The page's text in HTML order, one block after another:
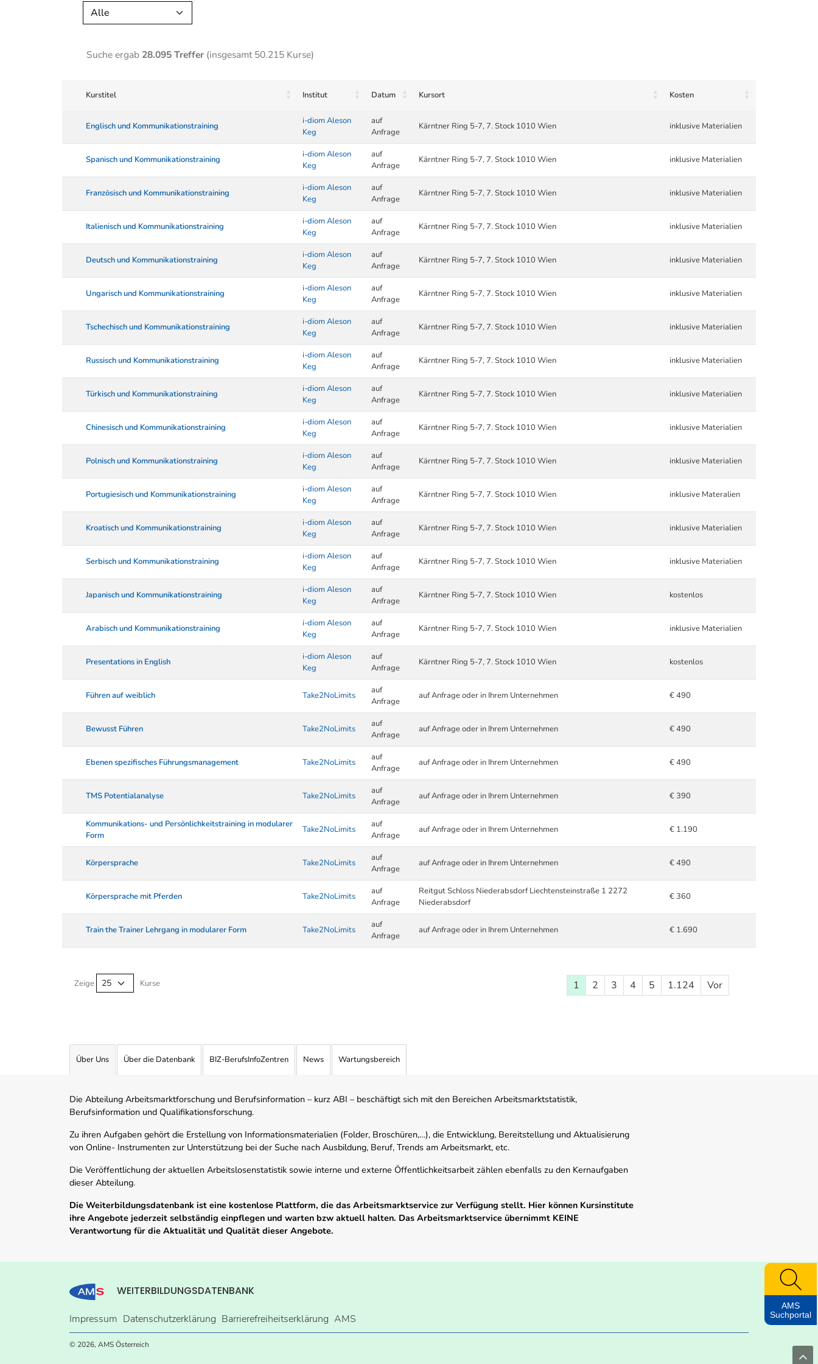
Alle
Suche ergab 28.095 Treffer (insgesamt 50.215 Kurse)
Kurstitel Institut Datum Kursort Kosten
Englisch und Kommunikationstraining
i-diom Aleson
Keg
auf
Anfrage
Kärntner Ring 5-7, 7. Stock 1010 Wien inklusive Materialien
Spanisch und Kommunikationstraining
i-diom Aleson
Keg
auf
Anfrage
Kärntner Ring 5-7, 7. Stock 1010 Wien inklusive Materialien
Französisch und Kommunikationstraining
i-diom Aleson
Keg
auf
Anfrage
Kärntner Ring 5-7, 7. Stock 1010 Wien inklusive Materialien
Italienisch und Kommunikationstraining
i-diom Aleson
Keg
auf
Anfrage
Kärntner Ring 5-7, 7. Stock 1010 Wien inklusive Materialien
Deutsch und Kommunikationstraining
i-diom Aleson
Keg
auf
Anfrage
Kärntner Ring 5-7, 7. Stock 1010 Wien inklusive Materialien
Ungarisch und Kommunikationstraining
i-diom Aleson
Keg
auf
Anfrage
Kärntner Ring 5-7, 7. Stock 1010 Wien inklusive Materialien
Tschechisch und Kommunikationstraining
i-diom Aleson
Keg
auf
Anfrage
Kärntner Ring 5-7, 7. Stock 1010 Wien inklusive Materialien
Russisch und Kommunikationstraining
i-diom Aleson
Keg
auf
Anfrage
Kärntner Ring 5-7, 7. Stock 1010 Wien inklusive Materialien
Türkisch und Kommunikationstraining
i-diom Aleson
Keg
auf
Anfrage
Kärntner Ring 5-7, 7. Stock 1010 Wien inklusive Materialien
Chinesisch und Kommunikationstraining
i-diom Aleson
Keg
auf
Anfrage
Kärntner Ring 5-7, 7. Stock 1010 Wien inklusive Materialien
Polnisch und Kommunikationstraining
i-diom Aleson
Keg
auf
Anfrage
Kärntner Ring 5-7, 7. Stock 1010 Wien inklusive Materialien
Portugiesisch und Kommunikationstraining
i-diom Aleson
Keg
auf
Anfrage
Kärntner Ring 5-7, 7. Stock 1010 Wien inklusive Materalien
Kroatisch und Kommunikationstraining
i-diom Aleson
Keg
auf
Anfrage
Kärntner Ring 5-7, 7. Stock 1010 Wien inklusive Materialien
Serbisch und Kommunikationstraining
i-diom Aleson
Keg
auf
Anfrage
Kärntner Ring 5-7, 7. Stock 1010 Wien inklusive Materialien
Japanisch und Kommunikationstraining
i-diom Aleson
Keg
auf
Anfrage
Kärntner Ring 5-7, 7. Stock 1010 Wien kostenlos
Arabisch und Kommunikationstraining
i-diom Aleson
Keg
auf
Anfrage
Kärntner Ring 5-7, 7. Stock 1010 Wien inklusive Materialien
Presentations in English
i-diom Aleson
Keg
auf
Anfrage
Kärntner Ring 5-7, 7. Stock 1010 Wien kostenlos
Führen auf weiblich Take2NoLimits
auf
Anfrage
auf Anfrage oder in Ihrem Unternehmen € 490
Bewusst Führen Take2NoLimits
auf
Anfrage
auf Anfrage oder in Ihrem Unternehmen € 490
Ebenen spezifisches Führungsmanagement Take2NoLimits
auf
Anfrage
auf Anfrage oder in Ihrem Unternehmen € 490
TMS Potentialanalyse Take2NoLimits
auf
Anfrage
auf Anfrage oder in Ihrem Unternehmen € 390
Kommunikations- und Persönlichkeitstraining in modularer
Form
Take2NoLimits
auf
Anfrage
auf Anfrage oder in Ihrem Unternehmen € 1.190
Körpersprache Take2NoLimits
auf
Anfrage
auf Anfrage oder in Ihrem Unternehmen € 490
Körpersprache mit Pferden Take2NoLimits
auf
Anfrage
Reitgut Schloss Niederabsdorf Liechtensteinstraße 1 2272
Niederabsdorf
€ 360
Train the Trainer Lehrgang in modularer Form Take2NoLimits
auf
Anfrage
auf Anfrage oder in Ihrem Unternehmen € 1.690
Zeige Kurse 1 2 3 4 5 1.124 Vor
Über Uns Über die Datenbank BIZ-BerufsInfoZentren News Wartungsbereich
Die Abteilung Arbeitsmarktforschung und Berufsinformation – kurz ABI – beschäftigt sich mit den Bereichen Arbeitsmarktstatistik,
Berufsinformation und Qualifikationsforschung.
Zu ihren Aufgaben gehört die Erstellung von Informationsmaterialien (Folder, Broschüren,…), die Entwicklung, Bereitstellung und Aktualisierung
von Online- Instrumenten zur Unterstützung bei der Suche nach Ausbildung, Beruf, Trends am Arbeitsmarkt, etc.
Die Veröffentlichung der aktuellen Arbeitslosenstatistik sowie interne und externe Öffentlichkeitsarbeit zählen ebenfalls zu den Kernaufgaben
dieser Abteilung.
Die Weiterbildungsdatenbank ist eine kostenlose Plattform, die das Arbeitsmarktservice zur Verfügung stellt. Hier können Kursinstitute
ihre Angebote jederzeit selbständig einpflegen und warten bzw aktuell halten. Das Arbeitsmarktservice übernimmt KEINE
Verantwortung für die Aktualität und Qualität dieser Angebote.
WEITERBILDUNGSDATENBANK
Impressum Datenschutzerklärung Barrierefreiheitserklärung AMS
© 2026, AMS Österreich
AMS
Suchportal